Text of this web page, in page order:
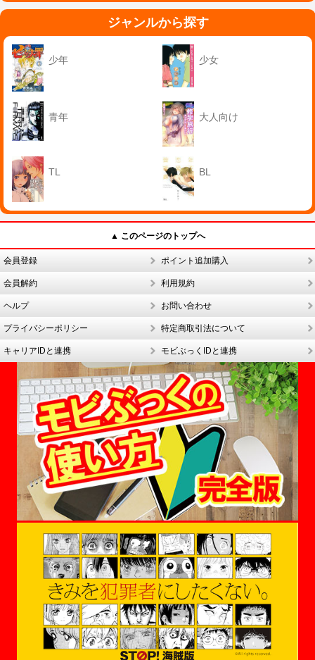
ジャンルから探す
少年 少女
青年 大人向け
TL BL
▲ このページのトップへ
会員登録 ポイント追加購入
会員解約 利用規約
ヘルプ お問い合わせ
プライバシーポリシー 特定商取引法について
キャリアIDと連携 モビぶっくIDと連携